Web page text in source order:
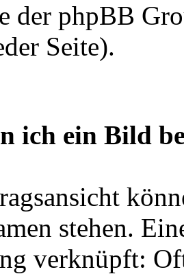
der phpBB
Seite).
ich ein Bild
stehen.
verknüpft: